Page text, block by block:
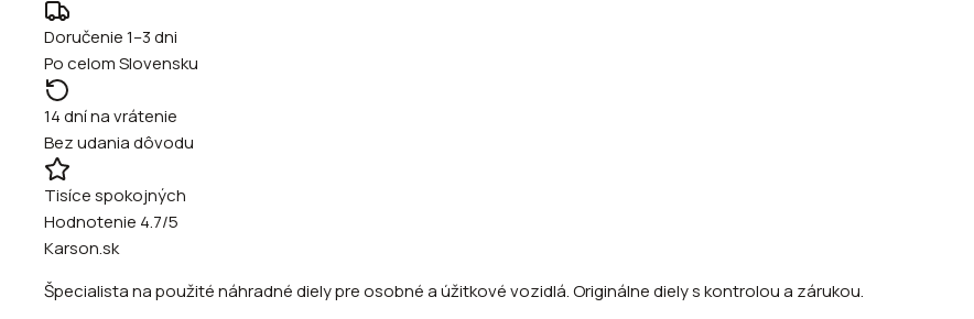
Doručenie 1–3 dni
Po celom Slovensku
14 dní na vrátenie
Bez udania dôvodu
Tisíce spokojných
Hodnotenie 4.7/5
Karson.sk
Špecialista na použité náhradné diely pre osobné a úžitkové vozidlá. Originálne diely s kontrolou a zárukou.